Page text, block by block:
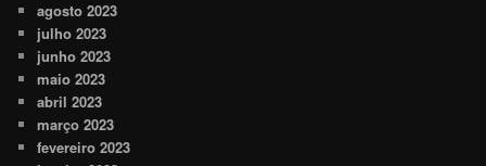
agosto 2023
julho 2023
junho 2023
maio 2023
abril 2023
março 2023
fevereiro 2023